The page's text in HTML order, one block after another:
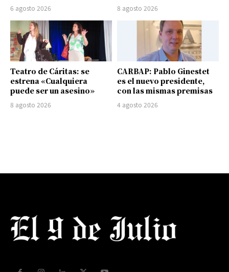
6 agosto 2026 8 agosto 2026
Teatro de Cáritas: se
estrena «Cualquiera
puede ser un asesino»
8 agosto 2026
CARBAP: Pablo Ginestet
es el nuevo presidente,
con las mismas premisas
4 agosto 2026